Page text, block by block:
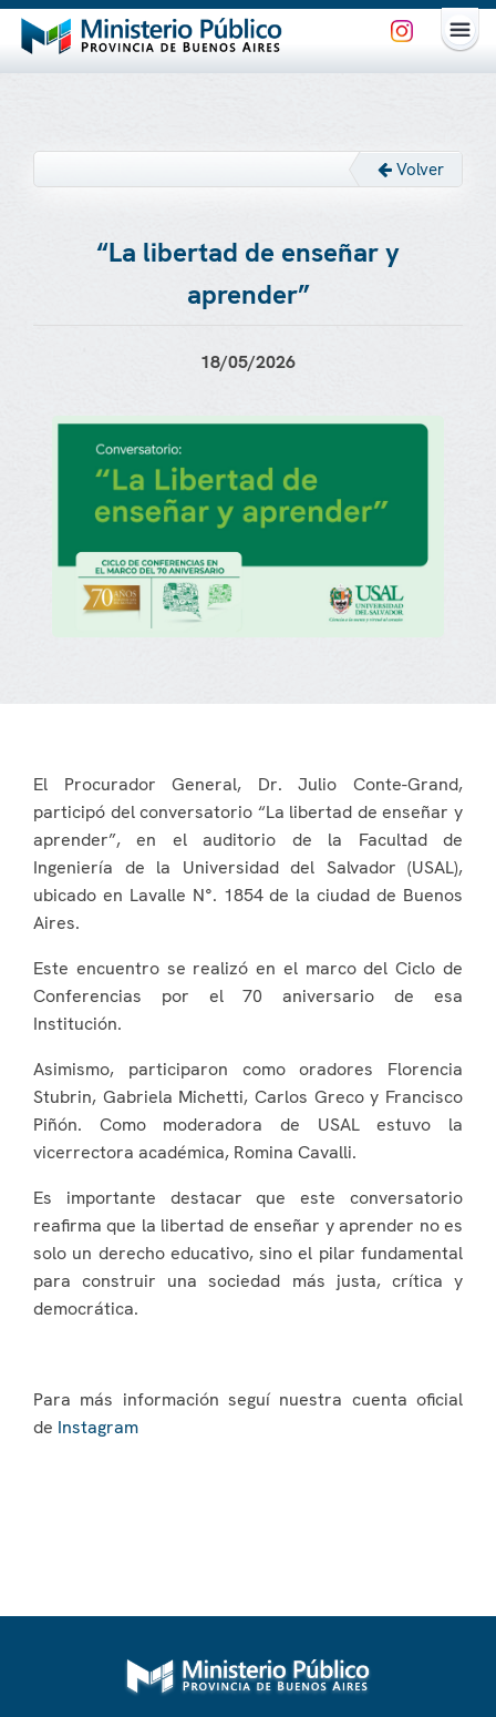
Volver
“La libertad de enseñar y
aprender”
18/05/2026
El Procurador General, Dr. Julio Conte-Grand,
participó del conversatorio “La libertad de enseñar y
aprender”, en el auditorio de la Facultad de
Ingeniería de la Universidad del Salvador (USAL),
ubicado en Lavalle N°. 1854 de la ciudad de Buenos
Aires.
Este encuentro se realizó en el marco del Ciclo de
Conferencias por el 70 aniversario de esa
Institución.
Asimismo, participaron como oradores Florencia
Stubrin, Gabriela Michetti, Carlos Greco y Francisco
Piñón. Como moderadora de USAL estuvo la
vicerrectora académica, Romina Cavalli.
Es importante destacar que este conversatorio
reafirma que la libertad de enseñar y aprender no es
solo un derecho educativo, sino el pilar fundamental
para construir una sociedad más justa, crítica y
democrática.
Para más información seguí nuestra cuenta oficial
de Instagram